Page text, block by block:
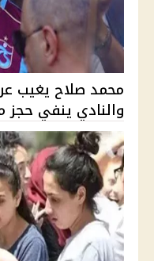
محمد صلاح يغيب
والنادي ينفي